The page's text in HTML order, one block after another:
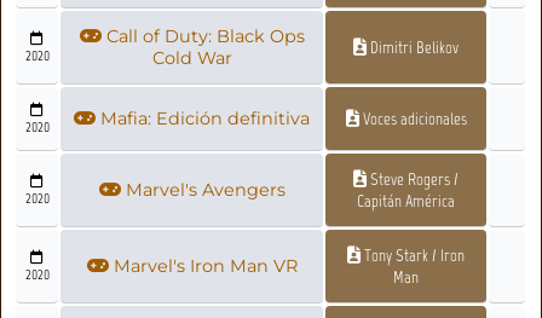
2020
Call of Duty: Black Ops
Cold War
Dimitri Belikov
2020 Mafia: Edición definitiva Voces adicionales
2020 Marvel's Avengers
Steve Rogers /
Capitán América
2020 Marvel's Iron Man VR
Tony Stark / Iron
Man